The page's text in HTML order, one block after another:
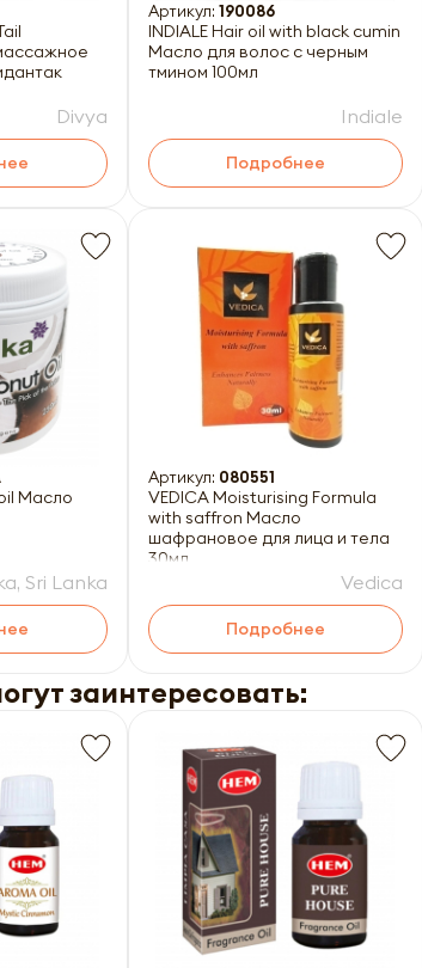
Divya
Артикул: 190086
INDIALE Hair oil with black cumin
Масло для волос с черным
тмином 100мл
Indiale
Подробнее
Масло
Sri Lanka
Артикул: 080551
VEDICA Moisturising Formula
with saffron Масло
шафрановое для лица и тела
30мл
Vedica
Подробнее
заинтересовать: